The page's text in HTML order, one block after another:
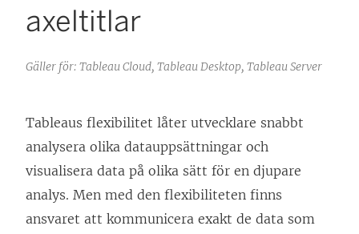
axeltitlar
Gäller för: Tableau Cloud, Tableau Desktop, Tableau Server
Tableaus flexibilitet låter utvecklare snabbt
analysera olika datauppsättningar och
visualisera data på olika sätt för en djupare
analys. Men med den flexibiliteten finns
ansvaret att kommunicera exakt de data som